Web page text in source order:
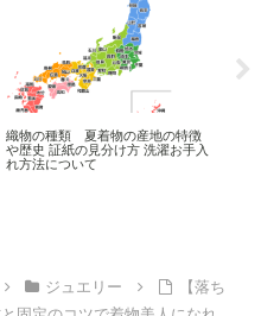
織物の種類 夏着物の産地の特徴
や歴史 証紙の見分け方 洗濯お手入
れ方法について
ジュエリー
【落ち